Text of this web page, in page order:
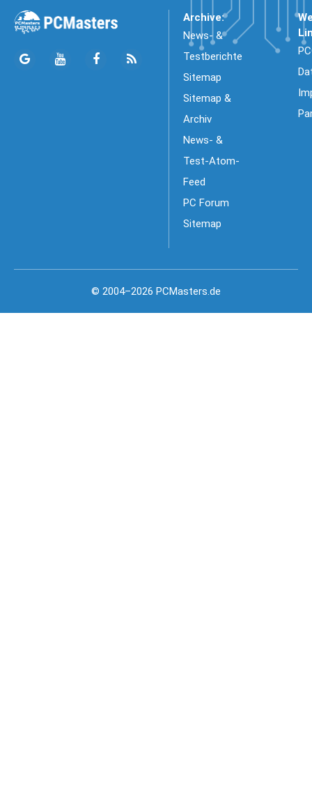
Archive:
News- &
Testberichte
Sitemap
Sitemap &
Archiv
News- &
Test-Atom-
Feed
PC Forum
Sitemap
© 2004–2026 PCMasters.de